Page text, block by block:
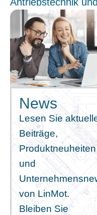
News
Lesen Sie
Beiträge,
Produktneuheiten
und
von LinMot.
Bleiben Sie